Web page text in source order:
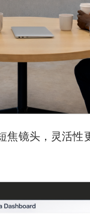
镜头，灵活性